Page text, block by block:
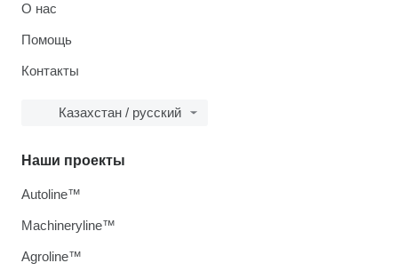
О нас
Помощь
Контакты
Казахстан / русский
Наши проекты
Autoline™
Machineryline™
Agroline™